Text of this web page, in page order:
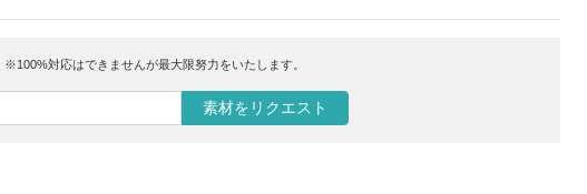
※100%対応はできませんが最大限努力をいたします。
素材をリクエスト